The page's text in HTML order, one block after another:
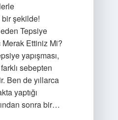
bir şekilde!
Tepsiye
Merak Ettiniz Mi?
yapışması,
sebepten
Ben de yıllarca
yaptığı
sonra bir…